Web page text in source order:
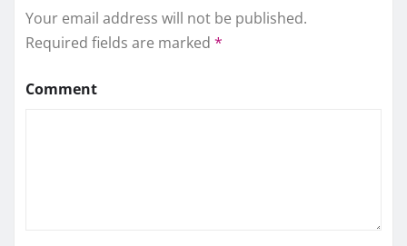
Your email address will not be published.
Required fields are marked *
Comment